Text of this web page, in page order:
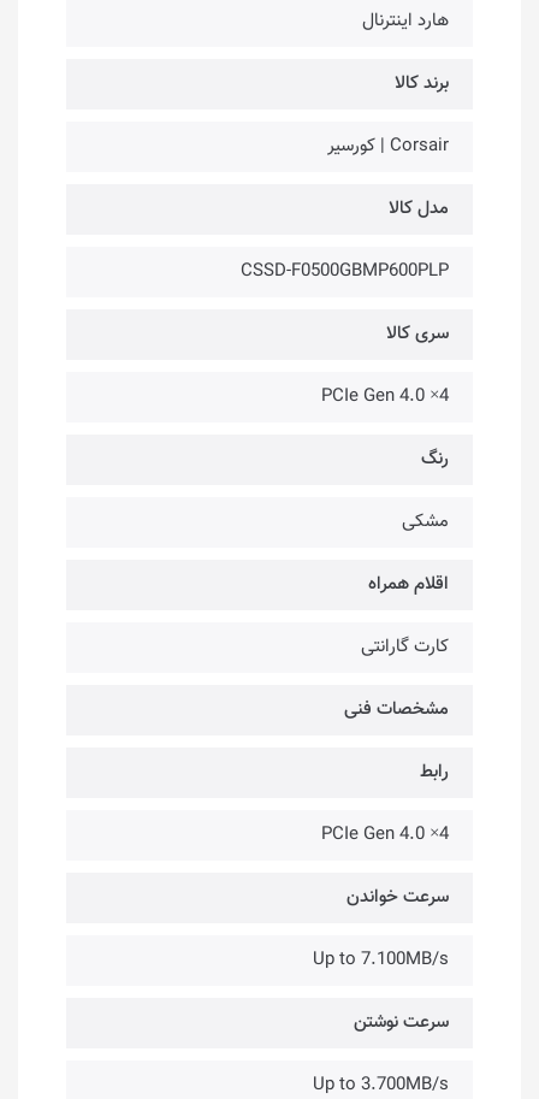
هارد اینترنال
برند کالا
Corsair | کورسیر
مدل کالا
CSSD-F0500GBMP600PLP
سری کالا
PCIe Gen 4.0 ×4
رنگ
مشکی
اقلام همراه
کارت گارانتی
مشخصات فنی
رابط
PCIe Gen 4.0 ×4
سرعت خواندن
Up to 7.100MB/s
سرعت نوشتن
Up to 3.700MB/s